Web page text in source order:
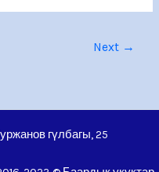
Next →
гүлбагы, 25